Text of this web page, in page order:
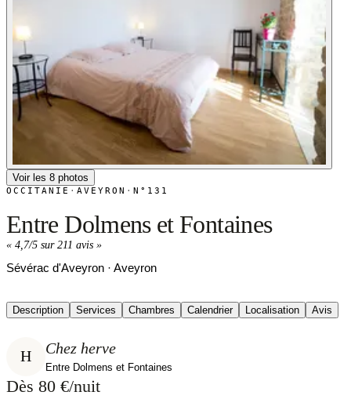
Voir les 8 photos
OCCITANIE · AVEYRON · N°131
Entre Dolmens et Fontaines
« 4,7/5 sur 211 avis »
Sévérac d'Aveyron · Aveyron
Description Services Chambres Calendrier Localisation Avis
H Chez herve
Entre Dolmens et Fontaines
Dès 80 €/nuit